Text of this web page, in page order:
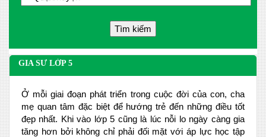
GIA SƯ LỚP 5
Ở mỗi giai đoạn phát triển trong cuộc đời của con, cha
mẹ quan tâm đặc biệt để hướng trẻ đến những điều tốt
đẹp nhất. Khi vào lớp 5 cũng là lúc nỗi lo ngày càng gia
tăng hơn bởi không chỉ phải đối mặt với áp lực học tập